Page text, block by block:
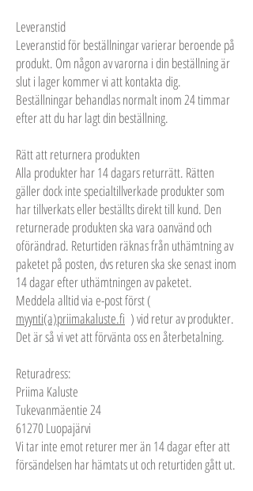
Leveranstid
Leveranstid för beställningar varierar beroende på
produkt. Om någon av varorna i din beställning är
slut i lager kommer vi att kontakta dig.
Beställningar behandlas normalt inom 24 timmar
efter att du har lagt din beställning.
Rätt att returnera produkten
Alla produkter har 14 dagars returrätt. Rätten
gäller dock inte specialtillverkade produkter som
har tillverkats eller beställts direkt till kund. Den
returnerade produkten ska vara oanvänd och
oförändrad. Returtiden räknas från uthämtning av
paketet på posten, dvs returen ska ske senast inom
14 dagar efter uthämtningen av paketet.
Meddela alltid via e-post först (
myynti(a)priimakaluste.fi ) vid retur av produkter.
Det är så vi vet att förvänta oss en återbetalning.
Returadress:
Priima Kaluste
Tukevanmäentie 24
61270 Luopajärvi
Vi tar inte emot returer mer än 14 dagar efter att
försändelsen har hämtats ut och returtiden gått ut.